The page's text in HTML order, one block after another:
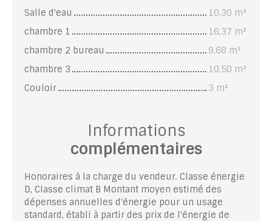
Salle d'eau
10,30 m²
chambre 1
16,37 m²
chambre 2 bureau
9,68 m²
chambre 3
10,50 m²
Couloir
3 m²
Informations
complémentaires
Honoraires à la charge du vendeur. Classe énergie
D, Classe climat B Montant moyen estimé des
dépenses annuelles d'énergie pour un usage
standard, établi à partir des prix de l'énergie de